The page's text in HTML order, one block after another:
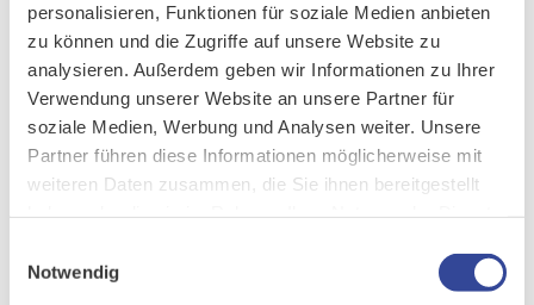
personalisieren, Funktionen für soziale Medien anbieten
zu können und die Zugriffe auf unsere Website zu
analysieren. Außerdem geben wir Informationen zu Ihrer
Verwendung unserer Website an unsere Partner für
soziale Medien, Werbung und Analysen weiter. Unsere
Partner führen diese Informationen möglicherweise mit
weiteren Daten zusammen, die Sie ihnen bereitgestellt
Notwendig
Luisa verbringt gerne Zeit in der Natur–oder beim Sport, wie
hier beim Gießener Firmenlauf
Welche drei Emojis beschreiben dich am besten?